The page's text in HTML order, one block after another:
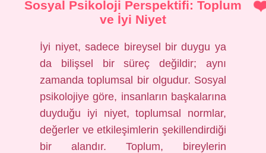
Sosyal Psikoloji Perspektifi: Toplum
ve İyi Niyet
İyi niyet, sadece bireysel bir duygu ya
da bilişsel bir süreç değildir; aynı
zamanda toplumsal bir olgudur. Sosyal
psikolojiye göre, insanların başkalarına
duyduğu iyi niyet, toplumsal normlar,
değerler ve etkileşimlerin şekillendirdiği
bir alandır. Toplum, bireylerin